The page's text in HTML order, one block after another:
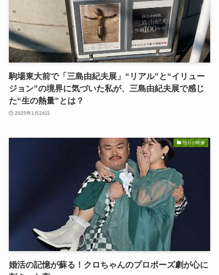
駒場東大前で「三島由紀夫展」“リアル”と“イリュー
ジョン”の境界に気づいた私が、三島由紀夫展で感じ
た“生の熱量”とは？
2025年1月24日
悟りの映像
婚活の記憶が蘇る！クロちゃんのプロポーズ劇が心に